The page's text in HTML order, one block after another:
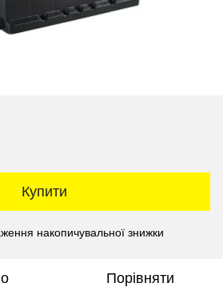
Купити
накопичувальної знижки
Порівняти